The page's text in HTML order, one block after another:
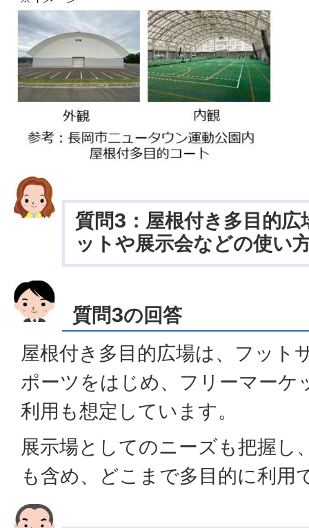
質問3：屋根付き多目的
ットや展示会などの使い
質問3の回答
屋根付き多目的広場は、フット
ポーツをはじめ、フリーマーケ
利用も想定しています。
展示場としてのニーズも把握し
も含め、どこまで多目的に利用